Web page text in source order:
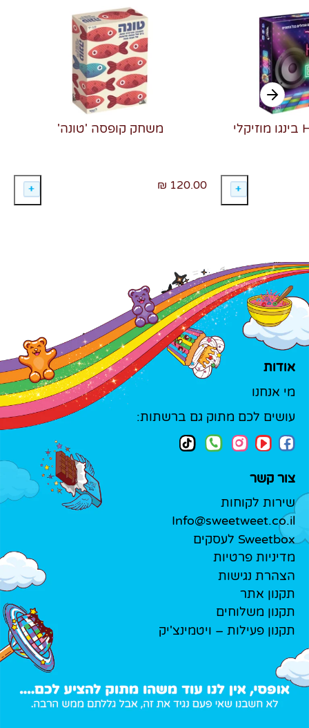
משחק קופסה 'טונה'
120.00 ₪
אודות
מי אנחנו
עושים לכם מתוק גם ברשתות:
צור קשר
שירות לקוחות
Info@sweetweet.co.il
Sweetbox לעסקים
מדיניות פרטיות
הצהרת נגישות
תקנון אתר
תקנון משלוחים
תקנון פעילות – ויטמינצ'יק